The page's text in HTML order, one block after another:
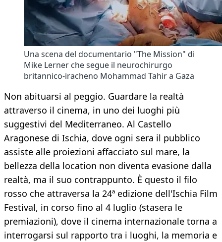
Una scena del documentario "The Mission" di
Mike Lerner che segue il neurochirurgo
britannico-iracheno Mohammad Tahir a Gaza
Non abituarsi al peggio. Guardare la realtà
attraverso il cinema, in uno dei luoghi più
suggestivi del Mediterraneo. Al Castello
Aragonese di Ischia, dove ogni sera il pubblico
assiste alle proiezioni affacciato sul mare, la
bellezza della location non diventa evasione dalla
realtà, ma il suo contrappunto. È questo il filo
rosso che attraversa la 24ª edizione dell'Ischia Film
Festival, in corso fino al 4 luglio (stasera le
premiazioni), dove il cinema internazionale torna a
interrogarsi sul rapporto tra i luoghi, la memoria e